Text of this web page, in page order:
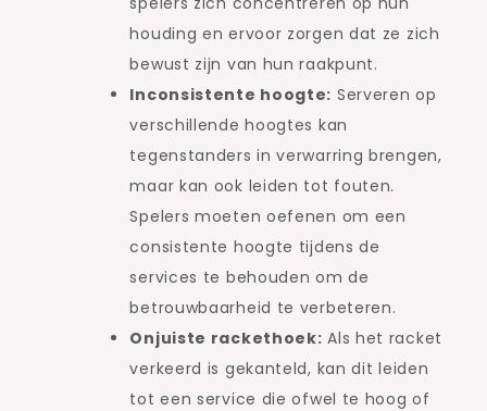
houding en ervoor zorgen dat ze zich
bewust zijn van hun raakpunt.
Inconsistente hoogte: Serveren op
verschillende hoogtes kan
tegenstanders in verwarring brengen,
maar kan ook leiden tot fouten.
Spelers moeten oefenen om een
consistente hoogte tijdens de
services te behouden om de
betrouwbaarheid te verbeteren.
Onjuiste rackethoek: Als het racket
verkeerd is gekanteld, kan dit leiden
tot een service die ofwel te hoog of